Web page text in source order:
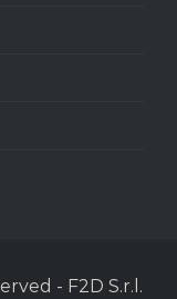
- F2D S.r.l.